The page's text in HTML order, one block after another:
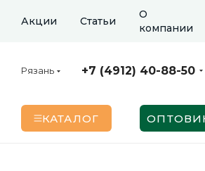
Акции Статьи
О
компании
Рязань +7 (4912) 40-88-50
КАТАЛОГ